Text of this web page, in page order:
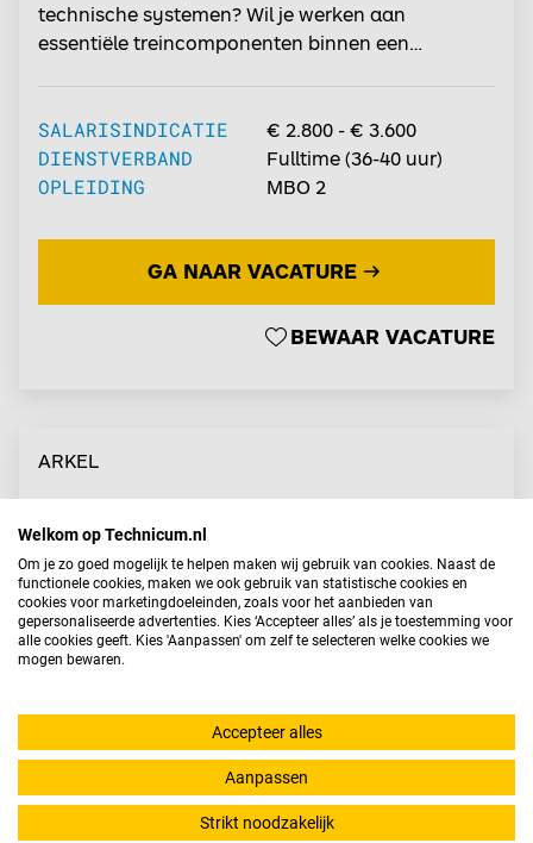
technische systemen? Wil je werken aan
essentiële treincomponenten binnen een
Componentenbedrijf in Berkel-Enschot iets voor
jou! In onze professionele werkplaats werk je aan
hoogwaardige treinonderdelen die dagelijks
treinverkeer. Met jouw technische kennis en oog
voor kwaliteit zorg je ervoor dat componenten
weer in topconditie de werkplaats verlaten....
SALARISINDICATIE € 2.800 - € 3.600
DIENSTVERBAND Fulltime (36-40 uur)
OPLEIDING MBO 2
BEWAAR VACATURE
GA NAAR VACATURE
ARKEL
Leerling Monteur Mechatronica
Zoek je een goedbetaalde BBL-baan in Arkel waar
je kunt leren, groeien en werken in een
innovatieve omgeving? Grijp deze kans en
SALARISINDICATIE € 2.600 - € 3.300
DIENSTVERBAND Fulltime (32-40uur)
MBO 1
Welkom op Technicum.nl
Om je zo goed mogelijk te helpen maken wij gebruik van cookies. Naast de
functionele cookies, maken we ook gebruik van statistische cookies en
cookies voor marketingdoeleinden, zoals voor het aanbieden van
gepersonaliseerde advertenties. Kies ‘Accepteer alles’ als je toestemming voor
alle cookies geeft. Kies 'Aanpassen' om zelf te selecteren welke cookies we
mogen bewaren.
Accepteer alles
Aanpassen
Strikt noodzakelijk